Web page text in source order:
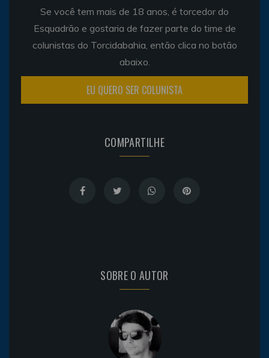
Se você tem mais de 18 anos, é torcedor do
Esquadrão e gostaria de fazer parte do time de
colunistas do Torcidabahia, então clica no botão
abaixo.
EU QUERO SER COLUNISTA
COMPARTILHE
SOBRE O AUTOR